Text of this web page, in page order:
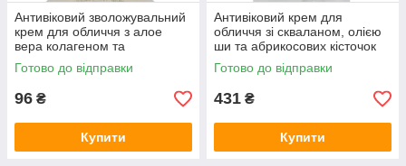
Антивіковий зволожувальний
крем для обличчя з алое
вера колагеном та
еластином Belle Jardin
Collagen and Elastin Face
Готово до відправки
96 ₴
Купити
Антивіковий крем для
обличчя зі скваланом, олією
ши та абрикосових кісточок
Hollyskin Pro-Squalane Face
cream 50 мл
Готово до відправки
431 ₴
Купити